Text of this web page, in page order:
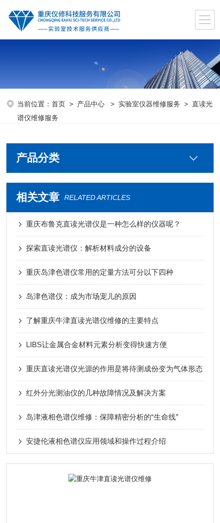
当前位置：首页 > 产品中心 > 实验室仪器维修服务 >直读光
谱仪维修服务
产品分类
相关文章 RELATED ARTICLES
重庆布鲁克直读光谱仪是一种怎么样的仪器呢？
探索直读光谱仪：解析材料成分的设备
重庆岛津色谱仪常用的定量方法可分以下四种
岛津色谱仪：成为市场宠儿的原因
了解重庆牛津直读光谱仪维修的主要特点
LIBS让金属合金材料元素分析变得快速方便
重庆直读光谱仪光源的作用是将待测成份变为气体形态
红外分光测油仪的几种故障情况及解决方案
岛津液相色谱仪维修：保障精密分析的“生命线”
安捷伦液相色谱仪应用领域和操作过程介绍